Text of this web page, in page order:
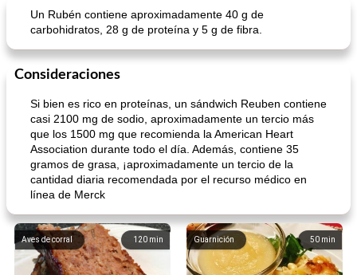
Un Rubén contiene aproximadamente 40 g de
carbohidratos, 28 g de proteína y 5 g de fibra.
Consideraciones
Si bien es rico en proteínas, un sándwich Reuben contiene
casi 2100 mg de sodio, aproximadamente un tercio más
que los 1500 mg que recomienda la American Heart
Association durante todo el día. Además, contiene 35
gramos de grasa, ¡aproximadamente un tercio de la
cantidad diaria recomendada por el recurso médico en
línea de Merck
120 min
Aves de corral 50 min
Guarnición